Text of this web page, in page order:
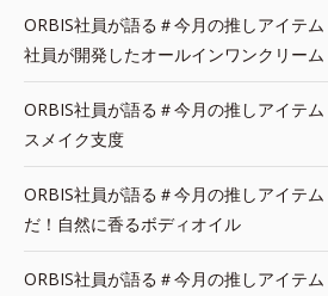
ORBIS社員が語る＃今月の推しアイテ
社員が開発したオールインワンクリーム
ORBIS社員が語る＃今月の推しアイテ
スメイク支度
ORBIS社員が語る＃今月の推しアイテ
だ！自然に香るボディオイル
ORBIS社員が語る＃今月の推しアイテ